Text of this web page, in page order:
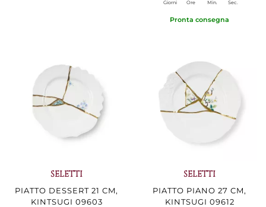
Giorni Ore Min. Sec.
Pronta consegna
SELETTI
PIATTO DESSERT 21 CM,
KINTSUGI 09603
SELETTI
PIATTO PIANO 27 CM,
KINTSUGI 09612